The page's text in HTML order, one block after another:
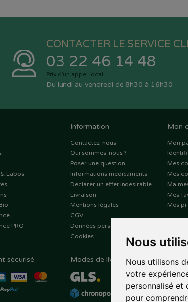
Nous
Nous utilisons
votre
personnalisé et
pour
CONTACTER LE SERVICE
03 22 46 14 48
Prix d’un appel local
Du lundi au vendredi de 8h30 à 16h30
Labos
PRO
Information
Contactez-nous
Qui sommes-nous ?
Poser une question
Informations médicaments
Déclarer un effet indésirable
Livraison
Mentions légales
CGV
Données personnelles
Cookies
Mon
Mon
Mes
Mes
Ma
Mes
Mes
sécurisé Modes de livraison